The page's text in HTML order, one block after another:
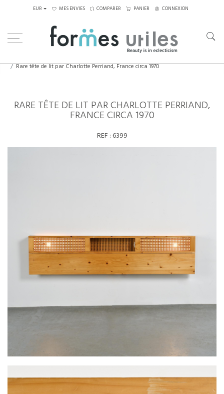
EUR MES ENVIES COMPARER PANIER CONNEXION
Rare tête de lit par Charlotte Perriand, France circa 1970
RARE TÊTE DE LIT PAR CHARLOTTE PERRIAND,
FRANCE CIRCA 1970
REF : 6399